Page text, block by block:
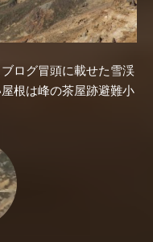
ログ冒頭に載せた雪渓
根は峰の茶屋跡避難小